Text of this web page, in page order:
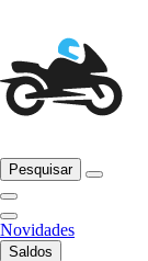
Pesquisar
Novidades
Saldos